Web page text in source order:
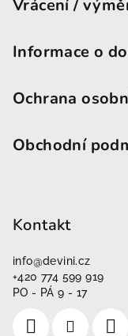
Vrácení /
Informace o
Ochrana
Obchodní
Kontakt
info@devini.cz
+420 774 599 919
PO - PÁ 9 - 17